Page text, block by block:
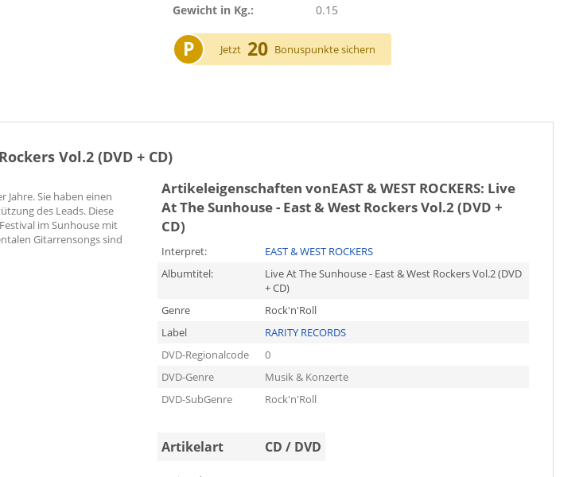
Gewicht in Kg.:
0.15
P Jetzt 20 Bonuspunkte sichern
Vol.2 (DVD + CD)
Jahre. Sie haben einen
des Leads. Diese
im Sunhouse mit
Gitarrensongs sind
Artikeleigenschaften vonEAST & WEST ROCKERS: Live
At The Sunhouse - East & West Rockers Vol.2 (DVD +
CD)
Interpret:
EAST & WEST ROCKERS
Albumtitel:
Live At The Sunhouse - East & West Rockers Vol.2 (DVD
+ CD)
Genre
Rock'n'Roll
Label
RARITY RECORDS
DVD-Regionalcode
0
DVD-Genre
Musik & Konzerte
DVD-SubGenre
Rock'n'Roll
Artikelart CD / DVD